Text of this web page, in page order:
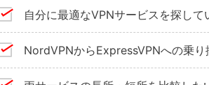
自分に最適なVPNサービスを探して
NordVPNからExpressVPNへの乗